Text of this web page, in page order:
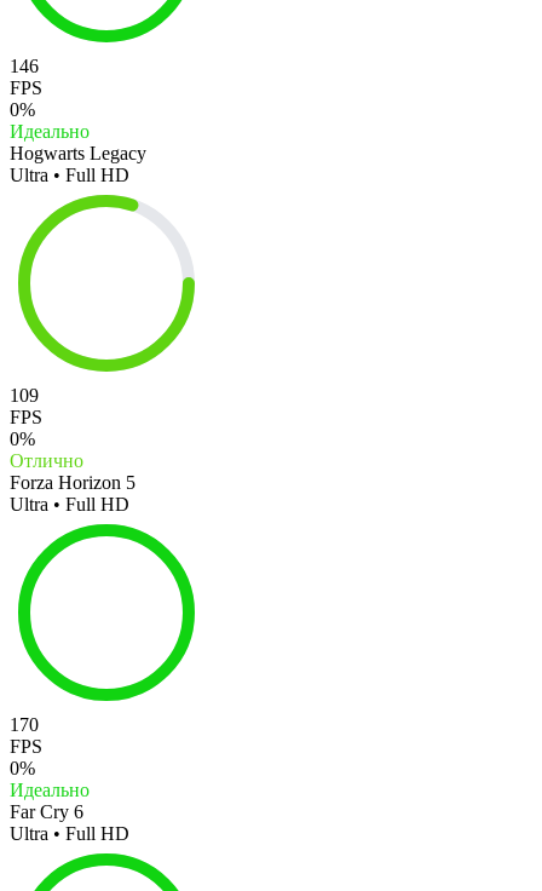
146
FPS
0%
Идеально
Hogwarts Legacy
Ultra • Full HD
109
FPS
0%
Отлично
Forza Horizon 5
Ultra • Full HD
170
FPS
0%
Идеально
Far Cry 6
Ultra • Full HD